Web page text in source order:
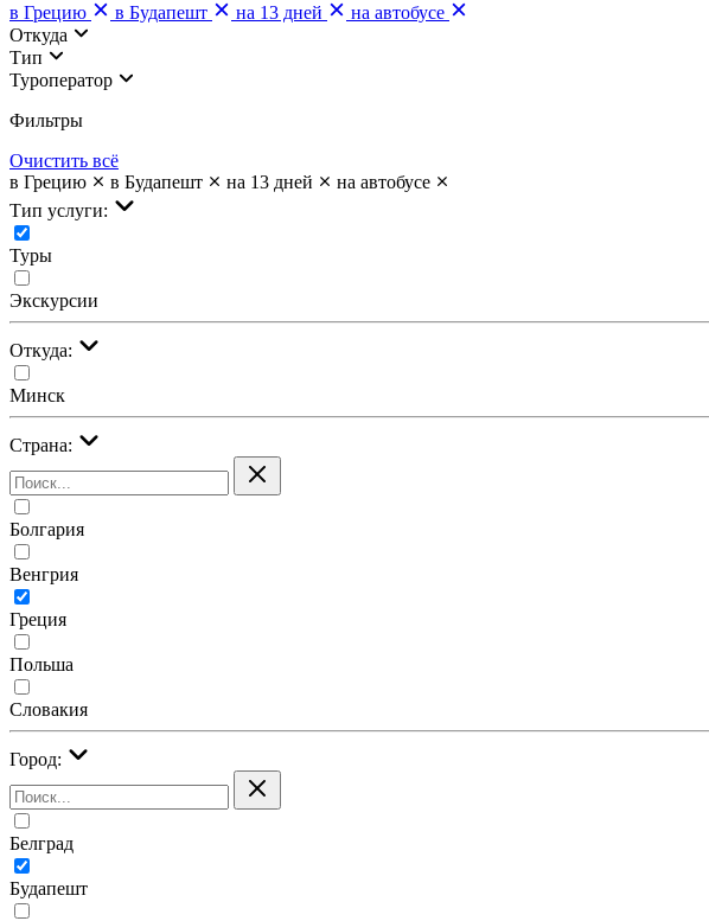
в Грецию
в Будапешт на 13 дней
на автобусе
Откуда
Тип
Туроператор
Фильтры
Очистить всё
в Грецию
в Будапешт на 13 дней
на автобусе
Тип услуги:
Туры
Экскурсии
Откуда:
Минск
Страна:
Болгария
Венгрия
Греция
Польша
Словакия
Город:
Белград
Будапешт